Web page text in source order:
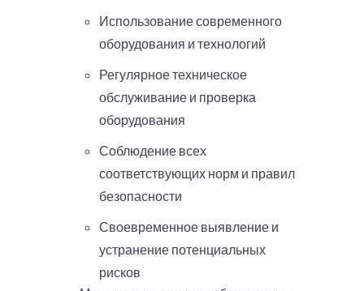
Использование современного
оборудования и технологий
Регулярное техническое
обслуживание и проверка
оборудования
Соблюдение всех
соответствующих норм и правил
безопасности
Своевременное выявление и
устранение потенциальных
рисков